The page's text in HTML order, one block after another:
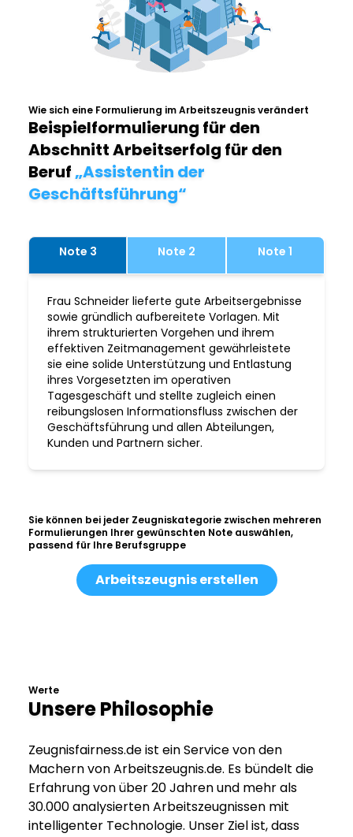
Wie sich eine Formulierung im Arbeitszeugnis verändert
Beispielformulierung für den
Abschnitt Arbeitserfolg für den
Beruf„Assistentin der
Geschäftsführung“
Note 3 Note 2 Note 1
Frau Schneider lieferte gute Arbeitsergebnisse
sowie gründlich aufbereitete Vorlagen. Mit
ihrem strukturierten Vorgehen und ihrem
effektiven Zeitmanagement gewährleistete
sie eine solide Unterstützung und Entlastung
ihres Vorgesetzten im operativen
Tagesgeschäft und stellte zugleich einen
reibungslosen Informationsfluss zwischen der
Geschäftsführung und allen Abteilungen,
Kunden und Partnern sicher.
Sie können bei jeder Zeugniskategorie zwischen mehreren
Formulierungen Ihrer gewünschten Note auswählen,
passend für Ihre Berufsgruppe
Arbeitszeugnis erstellen
Werte
Unsere Philosophie
Zeugnisfairness.de ist ein Service von den
Machern von Arbeitszeugnis.de. Es bündelt die
Erfahrung von über 20 Jahren und mehr als
30.000 analysierten Arbeitszeugnissen mit
intelligenter Technologie. Unser Ziel ist, dass